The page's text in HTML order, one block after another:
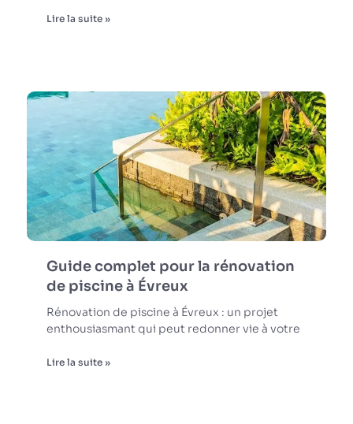
Lire la suite »
Guide complet pour la rénovation
de piscine à Évreux
Rénovation de piscine à Évreux : un projet
enthousiasmant qui peut redonner vie à votre
Lire la suite »